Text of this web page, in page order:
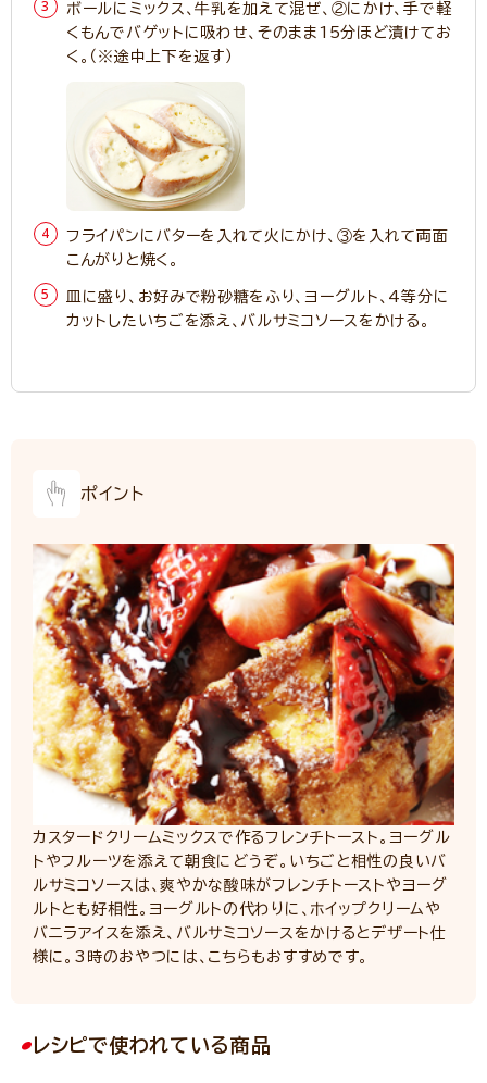
ボールにミックス、牛乳を加えて混ぜ、②にかけ、手で軽
くもんでバゲットに吸わせ、そのまま15分ほど漬けてお
く。（※途中上下を返す）
フライパンにバターを入れて火にかけ、③を入れて両面
こんがりと焼く。
皿に盛り、お好みで粉砂糖をふり、ヨーグルト、4等分に
カットしたいちごを添え、バルサミコソースをかける。
ポイント
カスタードクリームミックスで作るフレンチトースト。ヨーグル
トやフルーツを添えて朝食にどうぞ。いちごと相性の良いバ
ルサミコソースは、爽やかな酸味がフレンチトーストやヨーグ
ルトとも好相性。ヨーグルトの代わりに、ホイップクリームや
バニラアイスを添え、バルサミコソースをかけるとデザート仕
様に。3時のおやつには、こちらもおすすめです。
レシピで使われている商品